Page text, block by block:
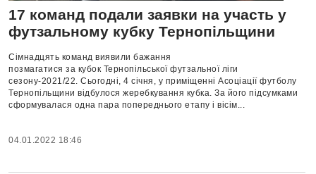
17 команд подали заявки на участь у
футзальному кубку Тернопільщини
Сімнадцять команд виявили бажання
позмагатися за кубок Тернопільської футзальної ліги
сезону-2021/22. Сьогодні, 4 січня, у приміщенні Асоціації футболу
Тернопільщини відбулося жеребкування кубка. За його підсумками
сформувалася одна пара попереднього етапу і вісім...
04.01.2022 18:46